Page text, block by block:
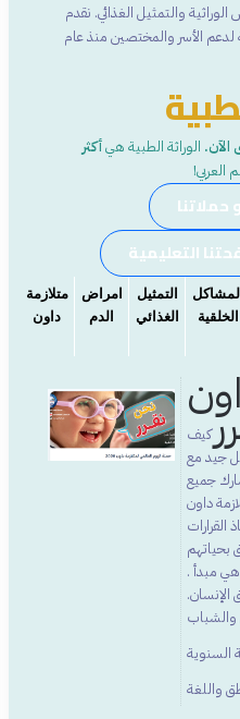
الوراثية والتمثيل الغذائي. نقدم
الأسر والمختصين منذ عام
الوراثة الطبية هيأكثر
العربي!
حملاتنا
التعليمية
الخلقية
التمثيل
الغذائي
امراض
الدم
متلازمة
داون
كيف
جيد مع
جميع
داون
القرارات
بحياتهم
هي مبدأ .
والشباب
السنوية
واللغة